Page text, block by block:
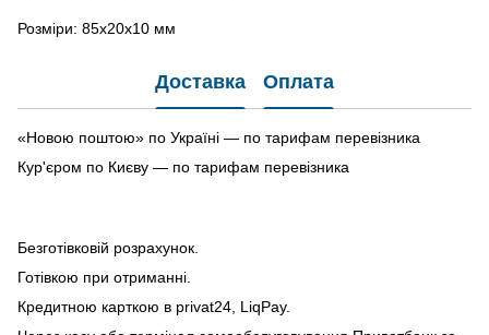
Розміри: 85х20х10 мм
Доставка Оплата
«Новою поштою» по Україні — по тарифам перевізника
Кур'єром по Києву — по тарифам перевізника
Безготівковій розрахунок.
Готівкою при отриманні.
Кредитною карткою в privat24, LiqPay.